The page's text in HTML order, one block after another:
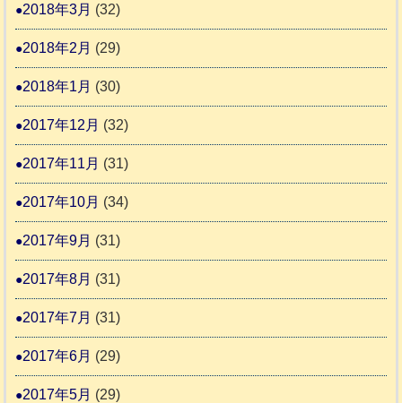
2018年3月 (32)
2018年2月 (29)
2018年1月 (30)
2017年12月 (32)
2017年11月 (31)
2017年10月 (34)
2017年9月 (31)
2017年8月 (31)
2017年7月 (31)
2017年6月 (29)
2017年5月 (29)